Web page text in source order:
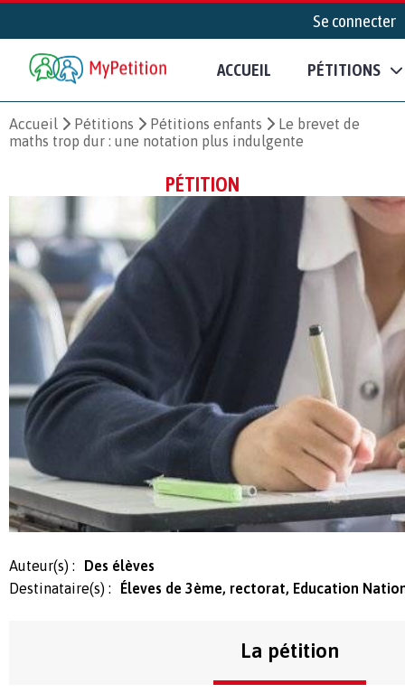
Se connecter
ACCUEIL PÉTITIONS
Accueil Pétitions Pétitions enfants
Le brevet de
maths trop dur : une notation plus indulgente
PÉTITION
Auteur(s) :
Des élèves
Destinataire(s) :
Éleves de 3ème, rectorat, Education
La pétition